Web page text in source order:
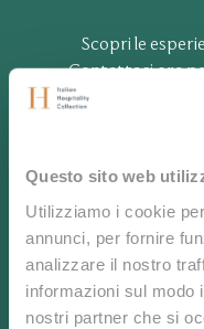
Questo sito web
Utilizziamo i cookie
annunci, per fornire
analizzare il nostro
informazioni sul modo
nostri partner che si
Scopri le
Contattaci ora
vivere